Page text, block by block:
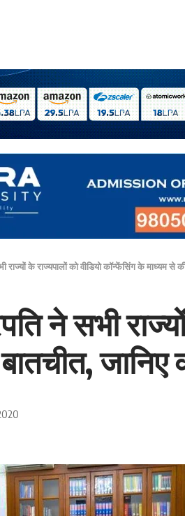
राज्यों के राज्यपालों को वीडियो कॉन्फेंसिंग के माध्यम से
ने सभी
जानिए